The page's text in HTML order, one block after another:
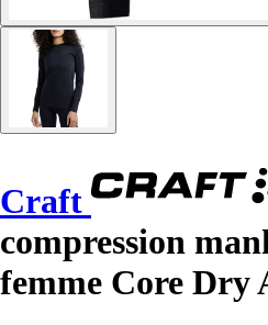
Craft
compression
femme Core Dry